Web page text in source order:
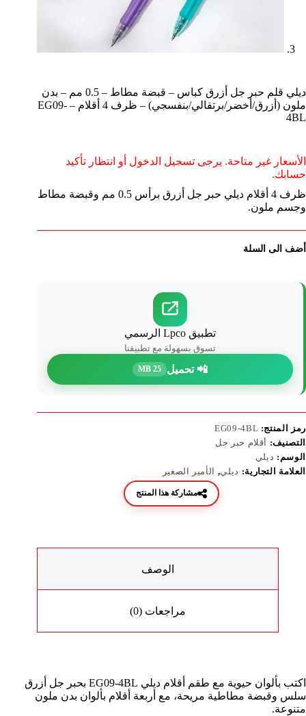
ديلي قلم حبر جل أزرق كباس – قبضة مطاط – 0.5 مم – بدن
ملون (أزرق/أخضر/برتقالي/بنفسجي) – ظرف 4 أقلام – EG09-
4BL
الأسعار غير متاحة. يرجى تسجيل الدخول أو انتظار تأكيد
حسابك.
ظرف 4 أقلام ديلي حبر جل أزرق برأس 0.5 مم وقبضة مطاط
وجسم ملون.
أضف الى السلة
تطبيق Lpco الرسمي
تسوق بسهولة مع تطبيقنا
📲 تحميل 25 MB
رمز المنتج: EG09-4BL
التصنيف: أقلام حبر جل
الوسم: ديلي
العلامة التجارية: ديلي, الأمير الصغير
مشاركة هذا المنتج
الوصف
مراجعات (0)
اكتب بألوان حيوية مع طقم أقلام ديلي EG09-4BL بحبر جل أزرق
سلس وقبضة مطاطية مريحة، مع أربعة أقلام بألوان بدن ملون
متنوعة.